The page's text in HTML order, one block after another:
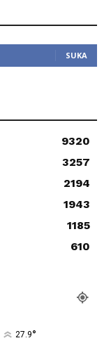
SUKA
9320
3257
2194
1943
1185
610
27.9°